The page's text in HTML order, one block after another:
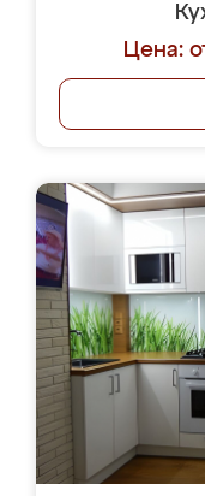
Цена: